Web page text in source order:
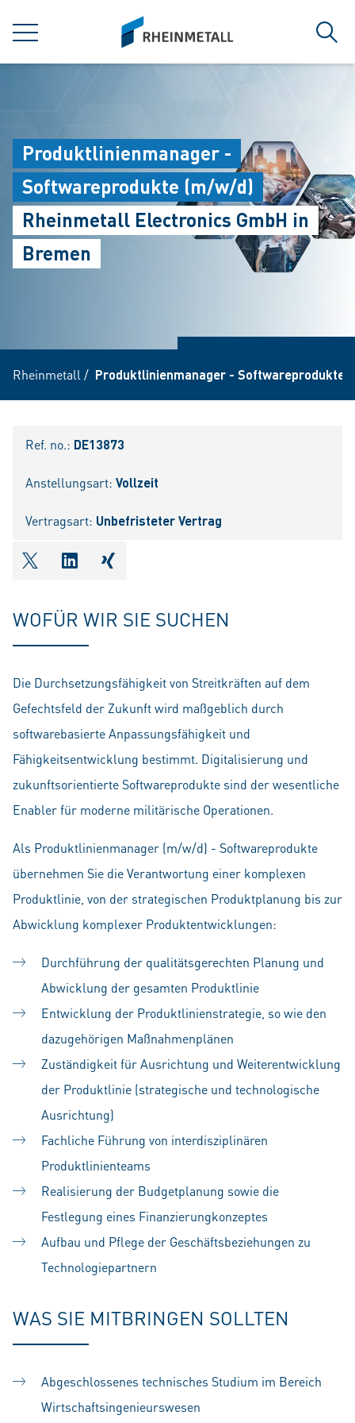
MENU
siteLogo
Produktlinienmanager -
Softwareprodukte (m/w/d)
Rheinmetall Electronics GmbH in
Bremen
Rheinmetall / Produktlinienmanager - Softwareprodukte
Ref. no.: DE13873
Anstellungsart: Vollzeit
Vertragsart: Unbefristeter Vertrag
shareOntwitter
shareOnlinkedIn
shareOnxing
WOFÜR WIR SIE SUCHEN
Die Durchsetzungsfähigkeit von Streitkräften auf dem
Gefechtsfeld der Zukunft wird maßgeblich durch
softwarebasierte Anpassungsfähigkeit und
Fähigkeitsentwicklung bestimmt. Digitalisierung und
zukunftsorientierte Softwareprodukte sind der wesentliche
Enabler für moderne militärische Operationen.
Als Produktlinienmanager (m/w/d) - Softwareprodukte
übernehmen Sie die Verantwortung einer komplexen
Produktlinie, von der strategischen Produktplanung bis zur
Abwicklung komplexer Produktentwicklungen:
Durchführung der qualitätsgerechten Planung und
Abwicklung der gesamten Produktlinie
Entwicklung der Produktlinienstrategie, so wie den
dazugehörigen Maßnahmenplänen
Zuständigkeit für Ausrichtung und Weiterentwicklung
der Produktlinie (strategische und technologische
Ausrichtung)
Fachliche Führung von interdisziplinären
Produktlinienteams
Realisierung der Budgetplanung sowie die
Festlegung eines Finanzierungkonzeptes
Aufbau und Pflege der Geschäftsbeziehungen zu
Technologiepartnern
WAS SIE MITBRINGEN SOLLTEN
Abgeschlossenes technisches Studium im Bereich
Wirtschaftsingenieurswesen